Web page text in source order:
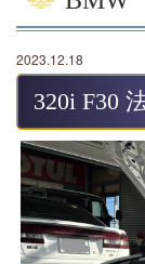
2023.12.18
320i F30